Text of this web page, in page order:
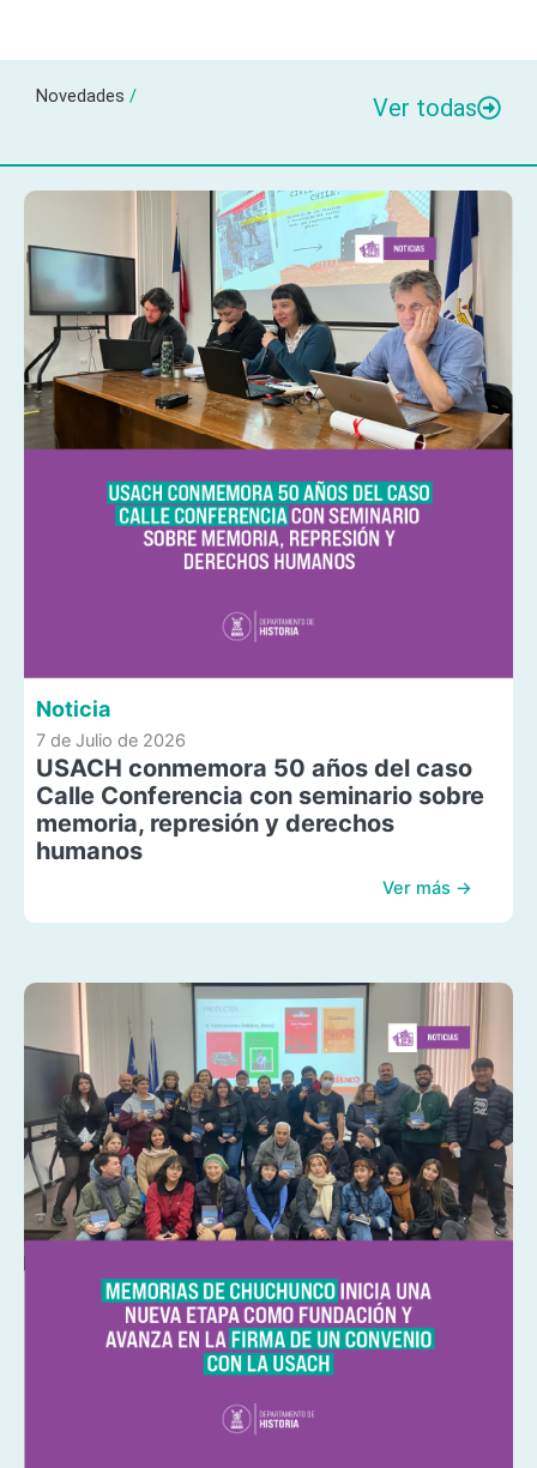
Novedades / Ver todas
Noticia
7 de Julio de 2026
USACH conmemora 50 años del caso
Calle Conferencia con seminario sobre
memoria, represión y derechos
humanos
Ver más →